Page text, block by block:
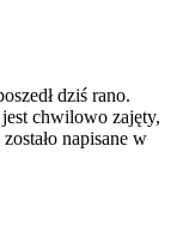
dziś rano.
chwilowo zajęty,
napisane w